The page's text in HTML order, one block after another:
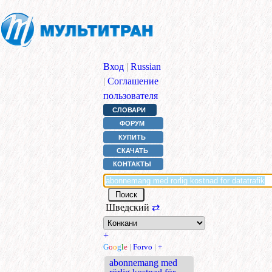
Вход | Russian
| Соглашение
пользователя
СЛОВАРИ
ФОРУМ
КУПИТЬ
СКАЧАТЬ
КОНТАКТЫ
Шведский ⇄
+
Google | Forvo | +
abonnemang med